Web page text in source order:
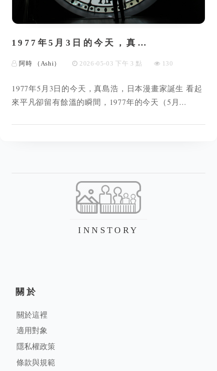
1977年5月3日的今天，真…
阿時 （Ashi） 2026-05-03 下午 3 點 130
1977年5月3日的今天，真島浩，日本漫畫家誕生 看起
來平凡卻留有餘溫的瞬間，1977年的今天（5月...
INNSTORY
關於
關於這裡
適用對象
隱私權政策
條款與規範